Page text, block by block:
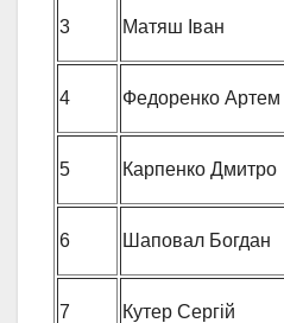
3 Матяш Іван
4 Федоренко Артем
5 Карпенко Дмитро
6 Шаповал Богдан
7 Кутер Сергій